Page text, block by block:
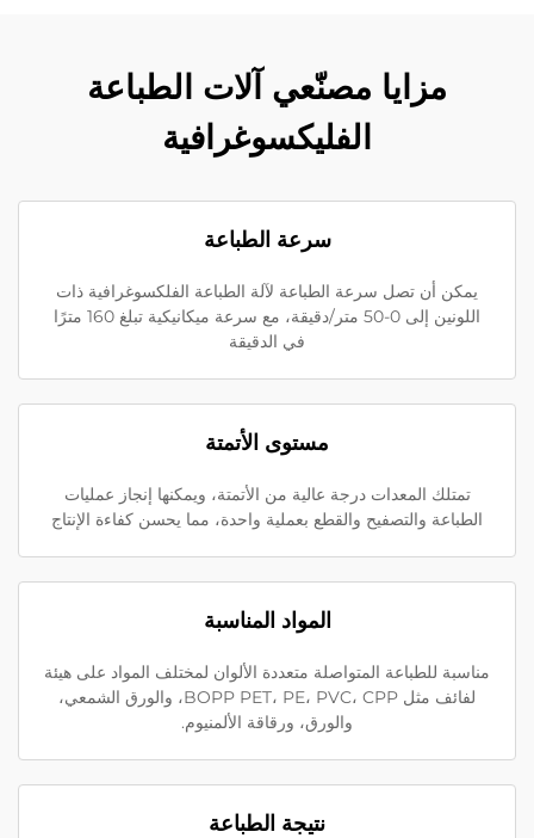
مزايا مصنّعي آلات الطباعة
الفليكسوغرافية
سرعة الطباعة
يمكن أن تصل سرعة الطباعة لآلة الطباعة الفلكسوغرافية ذات
اللونين إلى 0-50 متر/دقيقة، مع سرعة ميكانيكية تبلغ 160 مترًا
في الدقيقة
مستوى الأتمتة
تمتلك المعدات درجة عالية من الأتمتة، ويمكنها إنجاز عمليات
الطباعة والتصفيح والقطع بعملية واحدة، مما يحسن كفاءة الإنتاج
المواد المناسبة
مناسبة للطباعة المتواصلة متعددة الألوان لمختلف المواد على هيئة
لفائف مثل BOPP PET، PE، PVC، CPP، والورق الشمعي،
والورق، ورقاقة الألمنيوم.
نتيجة الطباعة